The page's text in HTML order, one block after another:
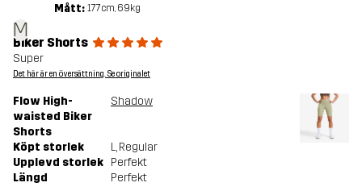
M
Mått: 177cm, 69kg
Biker Shorts
Super
Det här är en översättning. Se originalet
Flow High-
waisted Biker
Shorts
Shadow
Köpt storlek L, Regular
Upplevd storlek Perfekt
Längd
Perfekt